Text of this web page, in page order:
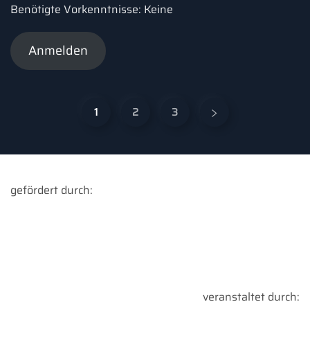
Benötigte Vorkenntnisse: Keine
Anmelden
1 2 3
gefördert durch:
veranstaltet durch: